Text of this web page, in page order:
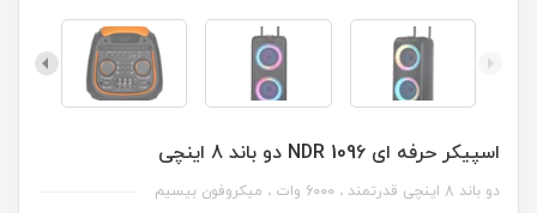
اسپیکر حرفه ای NDR 1096 دو باند 8 اینچی
دو باند 8 اینچی قدرتمند ، 6000 وات ، میکروفون بیسیم